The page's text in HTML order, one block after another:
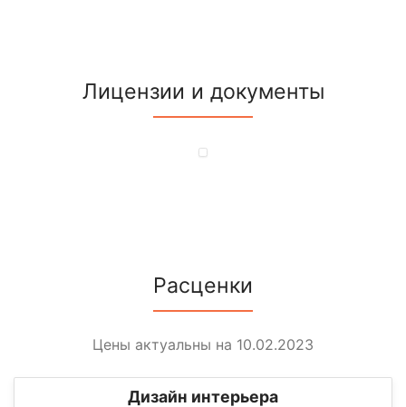
Лицензии и документы
Расценки
Цены актуальны на 10.02.2023
Дизайн интерьера